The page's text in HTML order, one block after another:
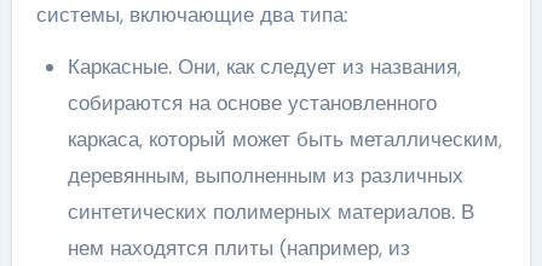
системы, включающие два типа:
Каркасные. Они, как следует из названия,
собираются на основе установленного
каркаса, который может быть металлическим,
деревянным, выполненным из различных
синтетических полимерных материалов. В
нем находятся плиты (например, из